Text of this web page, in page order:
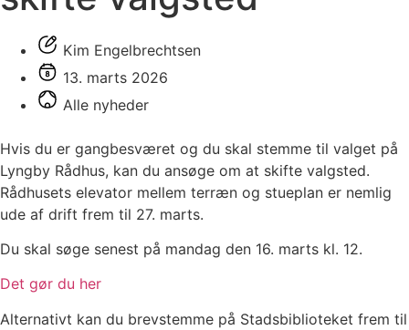
Kim Engelbrechtsen
13. marts 2026
Alle nyheder
Hvis du er gangbesværet og du skal stemme til valget på
Lyngby Rådhus, kan du ansøge om at skifte valgsted.
Rådhusets elevator mellem terræn og stueplan er nemlig
ude af drift frem til 27. marts.
Du skal søge senest på mandag den 16. marts kl. 12.
Det gør du her
Alternativt kan du brevstemme på Stadsbiblioteket frem til